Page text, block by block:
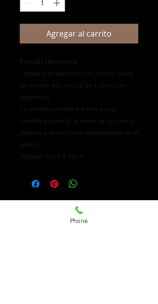
Agregar al carrito
Pantalla Decorativa.
Lámpara de parafina con aroma suave
de vainilla, ella consta de 4 caras con
impresión.
La pantalla contiene arena y una
candela pequeña, la arena se usa como
aislante y se coloca la vela pequeña en el
centro.
Tamaño 12cm X 12cm
Phone